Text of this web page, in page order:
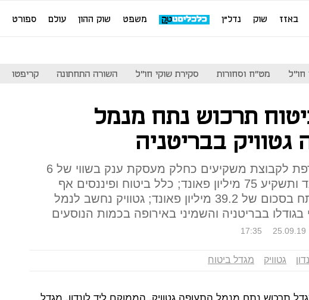
באזז שוק נדל"ן משפט שוק ההון עולם ספורט
חו"ל מט"ח וסחורות סקירת שוקי חו"ל השורה התחתונה קריפטו
תרכוש נתח מנמל
גטוויק בבריטניה
החברה מצטרפת לקבוצת משקיעים כחלק מעסקת ענק בשווי של 6
מיליארד פאונד ותשקיע 75 מיליון פאונד; כלל ביטוח ופיננסים אף
היא תרכוש נתח בסכום של 39.2 מיליון פאונד; גטוויק נחשב לנמל
בבריטניה והשמיני באירופה בכמות הנוסעים
17:35 25.09.19
גטוויק מגדל ביטוח